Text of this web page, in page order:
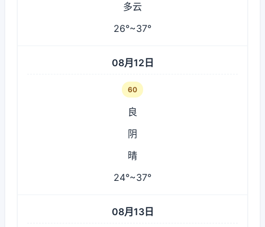
多云
26°~37°
08月12日
60
良
阴
晴
24°~37°
08月13日